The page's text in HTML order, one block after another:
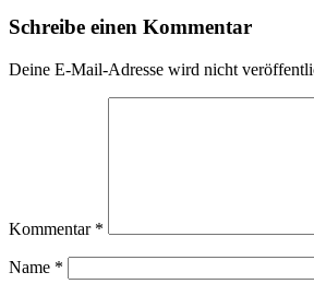
Schreibe einen Kommentar
Deine E-Mail-Adresse wird nicht
Kommentar *
Name *